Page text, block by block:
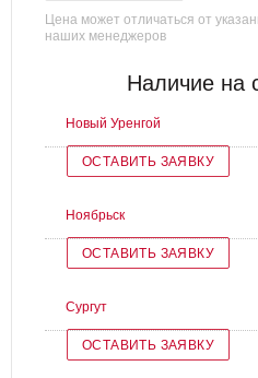
Цена может отличаться от
наших менеджеров
Наличие на
Новый Уренгой
ОСТАВИТЬ ЗАЯВКУ
Ноябрьск
ОСТАВИТЬ ЗАЯВКУ
Сургут
ОСТАВИТЬ ЗАЯВКУ